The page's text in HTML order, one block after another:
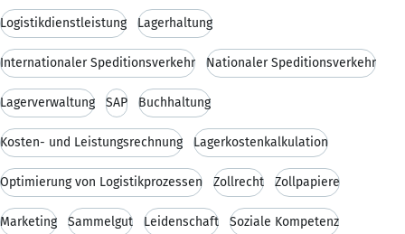
Logistikdienstleistung Lagerhaltung
Internationaler Speditionsverkehr Nationaler Speditionsverkehr
Lagerverwaltung SAP Buchhaltung
Kosten- und Leistungsrechnung Lagerkostenkalkulation
Optimierung von Logistikprozessen Zollrecht Zollpapiere
Marketing Sammelgut Leidenschaft Soziale Kompetenz